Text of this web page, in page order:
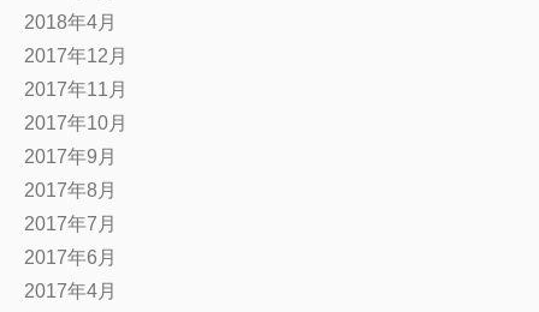
2018年4月
2017年12月
2017年11月
2017年10月
2017年9月
2017年8月
2017年7月
2017年6月
2017年4月